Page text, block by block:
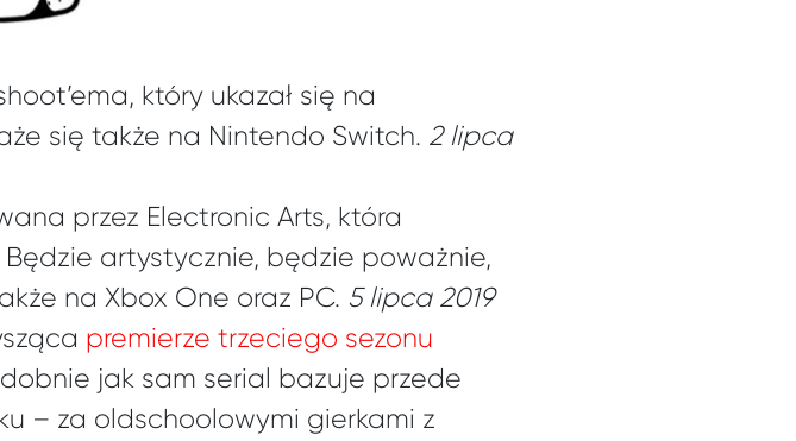
który ukazał się na
się także na Nintendo Switch. 2 lipca
przez Electronic Arts, która
artystycznie, będzie poważnie,
na Xbox One oraz PC. 5 lipca 2019
premierze trzeciego sezonu
jak sam serial bazuje przede
– za oldschoolowymi gierkami z